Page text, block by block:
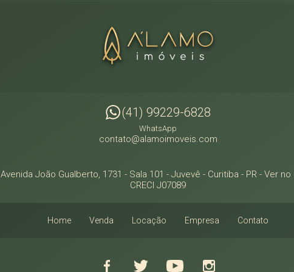
(41) 99229-6828
WhatsApp
contato@alamoimoveis.com
Avenida João Gualberto, 1731 - Sala 101 - Juvevê - Curitiba - PR- Ver no
CRECI J07089
Home Venda Locação Empresa Contato